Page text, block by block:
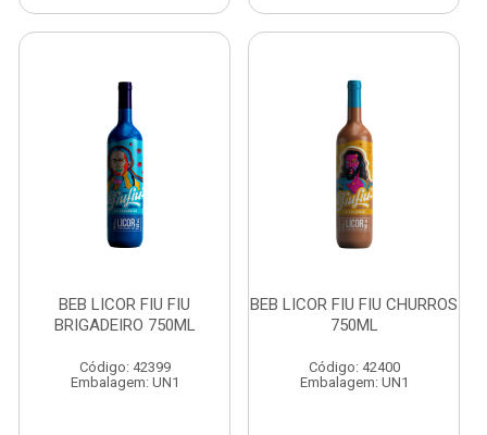
BEB LICOR FIU FIU
BRIGADEIRO 750ML
Código: 42399
Embalagem: UN1
BEB LICOR FIU FIU CHURROS
750ML
Código: 42400
Embalagem: UN1